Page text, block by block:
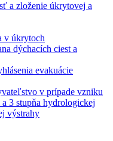
a zloženie úkrytovej a
v úkrytoch
dýchacích ciest a
evakuácie
v prípade vzniku
3 stupňa hydrologickej
výstrahy